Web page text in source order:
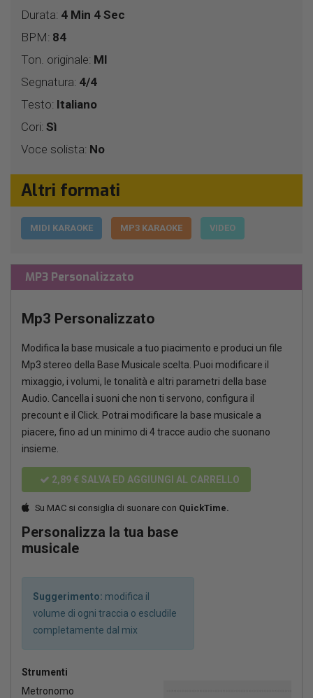
Durata: 4 Min 4 Sec
BPM: 84
Ton. originale: MI
Segnatura: 4/4
Testo: Italiano
Cori: Sì
Voce solista: No
Altri formati
MIDI KARAOKE MP3 KARAOKE VIDEO
MP3 Personalizzato
Mp3 Personalizzato
Modifica la base musicale a tuo piacimento e produci un file
Mp3 stereo della Base Musicale scelta. Puoi modificare il
mixaggio, i volumi, le tonalità e altri parametri della base
Audio. Cancella i suoni che non ti servono, configura il
precount e il Click. Potrai modificare la base musicale a
piacere, fino ad un minimo di 4 tracce audio che suonano
insieme.
2,89 € SALVA ED AGGIUNGI AL CARRELLO
Su MAC si consiglia di suonare con QuickTime.
Personalizza la tua base
musicale
Suggerimento: modifica il
volume di ogni traccia o escludile
completamente dal mix
Strumenti
Metronomo